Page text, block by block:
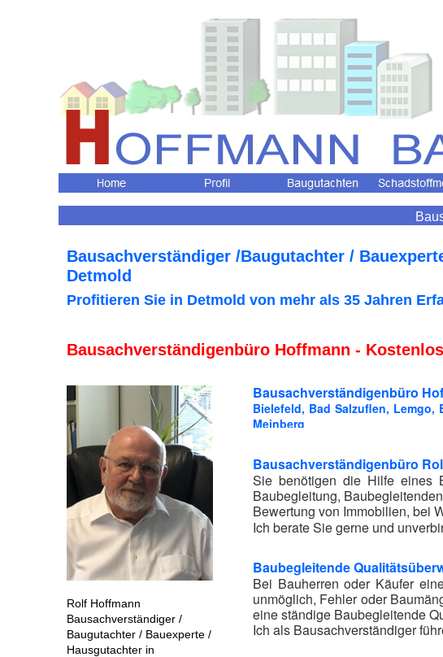
Bausachverständiger /Baugutachter /
Detmold
Profitieren Sie in Detmold von mehr als 35 Jahren
Bausachverständigenbüro Hoffmann -
Bausachverständigenbüro
Bielefeld, Bad Salzuflen,
Meinberg
Bausachverständigenbüro
Sie benötigen die Hilfe eines
Baubegleitung,
Bewertung von Immobilien, bei
Ich berate Sie gerne und
Baubegleitende
Bei Bauherren oder Käufer
unmöglich, Fehler oder
eine ständige Baubegleitende
Ich als Bausachverständiger
Rolf Hoffmann
Bausachverständiger /
Baugutachter / Bauexperte /
Hausgutachter in